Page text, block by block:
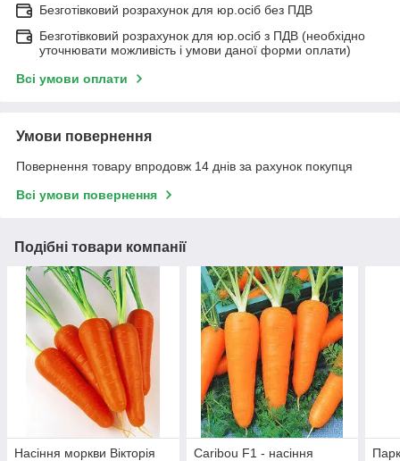
Безготівковий розрахунок для юр.осіб без ПДВ
Безготівковий розрахунок для юр.осіб з ПДВ (необхідно
уточнювати можливість і умови даної форми оплати)
Всі умови оплати
Умови повернення
Повернення товару впродовж 14 днів за рахунок покупця
Всі умови повернення
Подібні товари компанії
Насіння моркви Вікторія
Caribou F1 - насіння